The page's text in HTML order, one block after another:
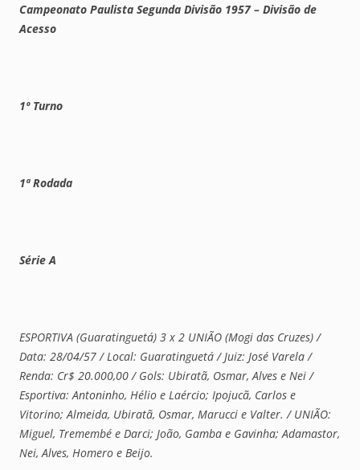
Campeonato Paulista Segunda Divisão 1957 – Divisão de
Acesso
1º Turno
1ª Rodada
Série A
ESPORTIVA (Guaratinguetá) 3 x 2 UNIÃO (Mogi das Cruzes) /
Data: 28/04/57 / Local: Guaratinguetá / Juiz: José Varela /
Renda: Cr$ 20.000,00 / Gols: Ubiratã, Osmar, Alves e Nei /
Esportiva: Antoninho, Hélio e Laércio; Ipojucã, Carlos e
Vitorino; Almeida, Ubiratã, Osmar, Marucci e Valter. / UNIÃO:
Miguel, Tremembé e Darci; João, Gamba e Gavinha; Adamastor,
Nei, Alves, Homero e Beijo.